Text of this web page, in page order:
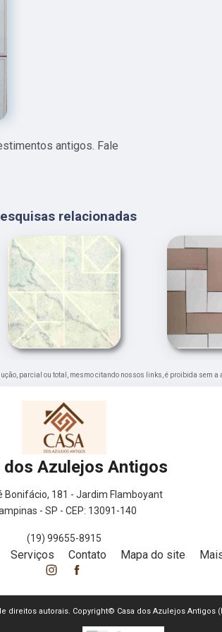
antigos. Fale
relacionadas
parcial ou total, mesmo citando nossos links, é proibida sem
dos Azulejos Antigos
Bonifácio, 181 - Jardim Flamboyant
- SP - CEP: 13091-140
(19) 99655-8915
Serviços Contato Mapa do site
direitos autorais. Copyright© Casa dos Azulejos Antigos